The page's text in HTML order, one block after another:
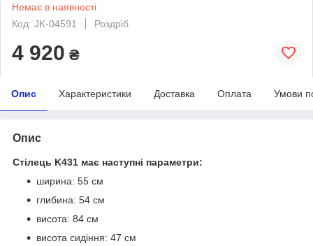
Немає в наявності
Код: JK-04591
Роздріб
4 920 ₴
Опис Характеристики Доставка Оплата Умови
Опис
Стілець K431 має наступні параметри:
ширина: 55 см
глибина: 54 см
висота: 84 см
висота сидіння: 47 см